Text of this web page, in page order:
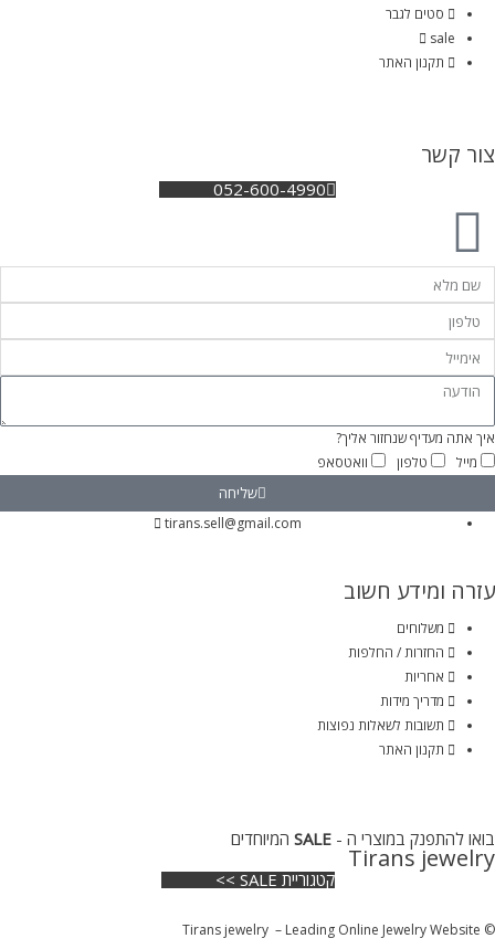
סטים לגבר
sale
תקנון האתר
צור קשר
052-600-4990
איך אתה מעדיף שנחזור אליך?
מייל
טלפון וואטסאפ
שליחה
tirans.sell@gmail.com
עזרה ומידע חשוב
משלוחים
החזרות / החלפות
אחריות
מדריך מידות
תשובות לשאלות נפוצות
תקנון האתר
בואו להתפנק במוצרי ה - SALE המיוחדים
Tirans jewelry
קטגוריית SALE >>
© Tirans jewelry – Leading Online Jewelry Website